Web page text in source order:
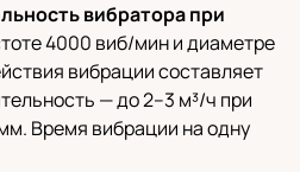
вибратора при
4000 виб/мин и диаметре
вибрации составляет
— до 2–3 м³/ч при
Время вибрации на одну